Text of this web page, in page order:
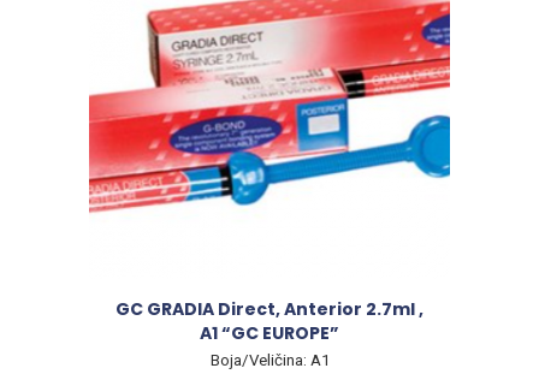
GC GRADIA Direct, Anterior 2.7ml ,
A1 “GC EUROPE”
Boja/Veličina: A1